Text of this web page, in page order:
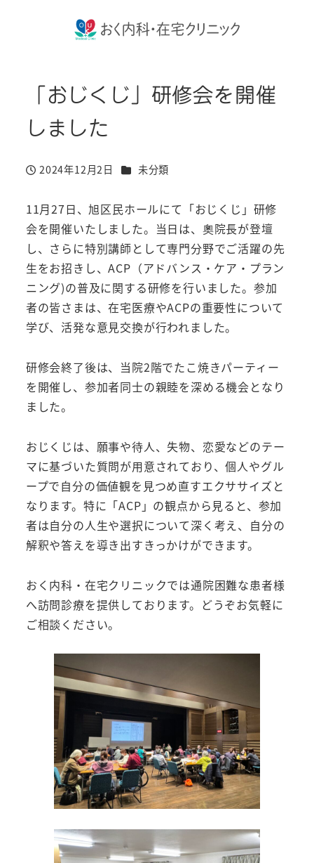
「おじくじ」研修会を開催
しました
投稿日
2024年12月2日 カテゴリー
未分類
11月27日、旭区民ホールにて「おじくじ」研修
会を開催いたしました。当日は、奧院長が登壇
し、さらに特別講師として専門分野でご活躍の先
生をお招きし、ACP（アドバンス・ケア・プラン
ニング)の普及に関する研修を行いました。参加
者の皆さまは、在宅医療やACPの重要性について
学び、活発な意見交換が行われました。
研修会終了後は、当院2階でたこ焼きパーティー
を開催し、参加者同士の親睦を深める機会となり
ました。
おじくじは、願事や待人、失物、恋愛などのテー
マに基づいた質問が用意されており、個人やグル
ープで自分の価値観を見つめ直すエクササイズと
なります。特に「ACP」の観点から見ると、参加
者は自分の人生や選択について深く考え、自分の
解釈や答えを導き出すきっかけができます。
おく内科・在宅クリニックでは通院困難な患者様
へ訪問診療を提供しております。どうぞお気軽に
ご相談ください。